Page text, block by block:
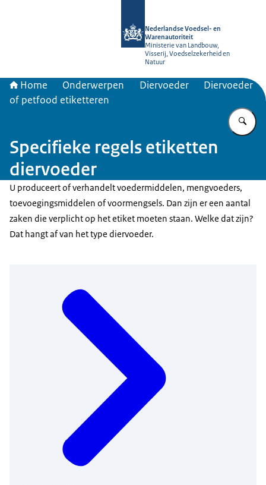
Nederlandse Voedsel- en
Warenautoriteit
Ministerie van Landbouw,
Visserij, Voedselzekerheid en
Natuur
Home Onderwerpen Diervoeder
Diervoeder
of petfood etiketteren
Specifieke regels etiketten
diervoeder
U produceert of verhandelt voedermiddelen, mengvoeders,
toevoegingsmiddelen of voormengsels. Dan zijn er een aantal
zaken die verplicht op het etiket moeten staan. Welke dat zijn?
Dat hangt af van het type diervoeder.